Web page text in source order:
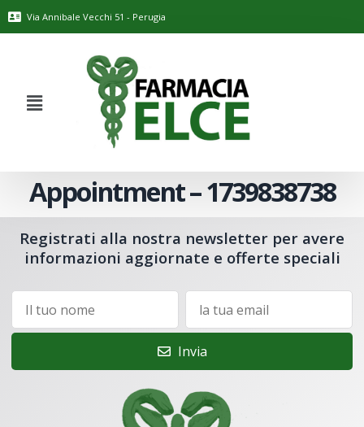
Via Annibale Vecchi 51 - Perugia
Appointment – 1739838738
Registrati alla nostra newsletter per avere
informazioni aggiornate e offerte speciali
Invia